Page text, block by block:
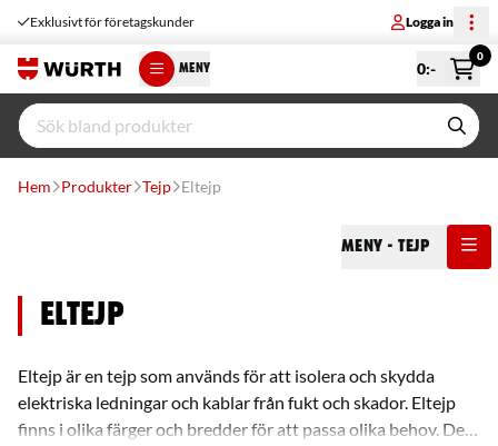
Exklusivt för företagskunder Logga in
MENY 0:-
0
Hem Produkter Tejp Eltejp
Meny - Tejp
Eltejp
Eltejp är en tejp som används för att isolera och skydda
elektriska ledningar och kablar från fukt och skador. Eltejp
finns i olika färger och bredder för att passa olika behov. Det